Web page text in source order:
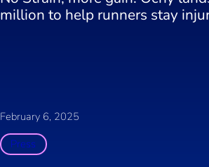
million to help runners stay
February 6, 2025
Press